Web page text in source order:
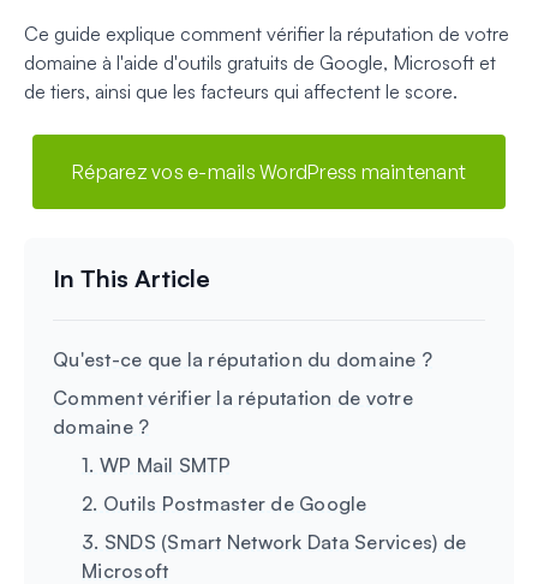
Ce guide explique comment vérifier la réputation de votre
domaine à l'aide d'outils gratuits de Google, Microsoft et
de tiers, ainsi que les facteurs qui affectent le score.
Réparez vos e-mails WordPress maintenant
Qu'est-ce que la réputation du domaine ?
Comment vérifier la réputation de votre
domaine ?
1. WP Mail SMTP
2. Outils Postmaster de Google
3. SNDS (Smart Network Data Services) de
Microsoft